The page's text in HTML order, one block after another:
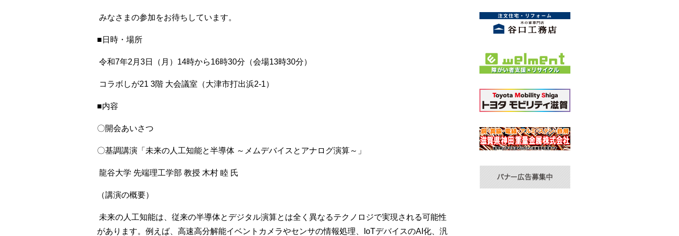
みなさまの参加をお待ちしています。
■日時・場所
令和7年2月3日（月）14時から16時30分（会場13時30分）
コラボしが21 3階 大会議室（大津市打出浜2-1）
■内容
〇開会あいさつ
〇基調講演「未来の人工知能と半導体 ～メムデバイスとアナログ演算～」
龍谷大学 先端理工学部 教授 木村 睦 氏
（講演の概要）
未来の人工知能は、従来の半導体とデジタル演算とは全く異なるテクノロジで実現される可能性
があります。例えば、高速高分解能イベントカメラやセンサの情報処理、IoTデバイスのAI化、汎